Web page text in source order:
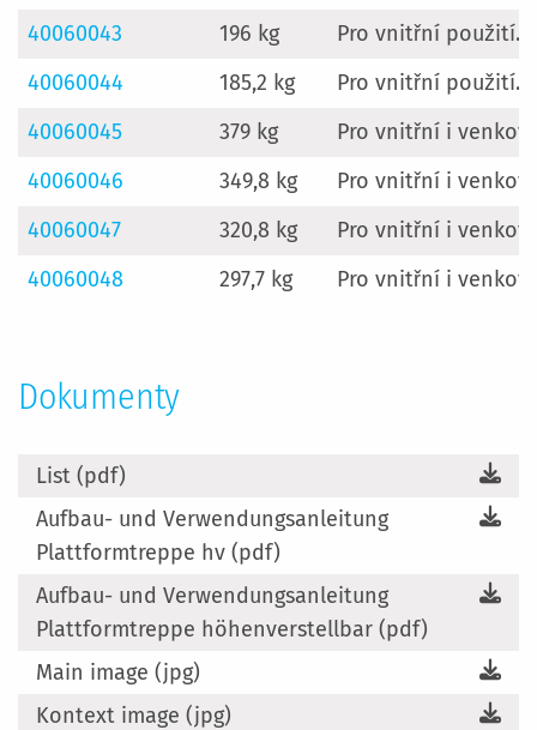
40060043
196 kg
Pro vnitřní použití.
40060044
185,2 kg
Pro vnitřní použití.
40060045
379 kg
Pro vnitřní i
40060046
349,8 kg
Pro vnitřní i
40060047
320,8 kg
Pro vnitřní i
40060048
297,7 kg Pro vnitřní i
Dokumenty
List (pdf)
Aufbau- und Verwendungsanleitung
Plattformtreppe hv (pdf)
Aufbau- und Verwendungsanleitung
Plattformtreppe höhenverstellbar (pdf)
Main image (jpg)
Kontext image (jpg)